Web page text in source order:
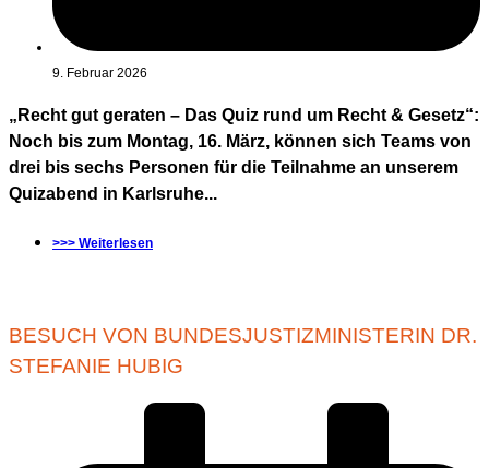
9. Februar 2026
„Recht gut geraten – Das Quiz rund um Recht & Gesetz“:
Noch bis zum Montag, 16. März, können sich Teams von
drei bis sechs Personen für die Teilnahme an unserem
Quizabend in Karlsruhe...
>>> Weiterlesen
BESUCH VON BUNDESJUSTIZMINISTERIN DR.
STEFANIE HUBIG